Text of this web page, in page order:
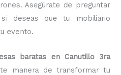
Asegúrate de preguntar
deseas que tu mobiliario
evento.
baratas en Canutillo 3ra
manera de transformar tu